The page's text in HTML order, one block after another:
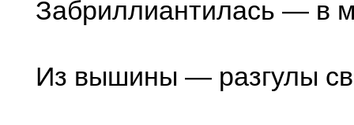
Забриллиантилась — в
Из вышины — разгулы